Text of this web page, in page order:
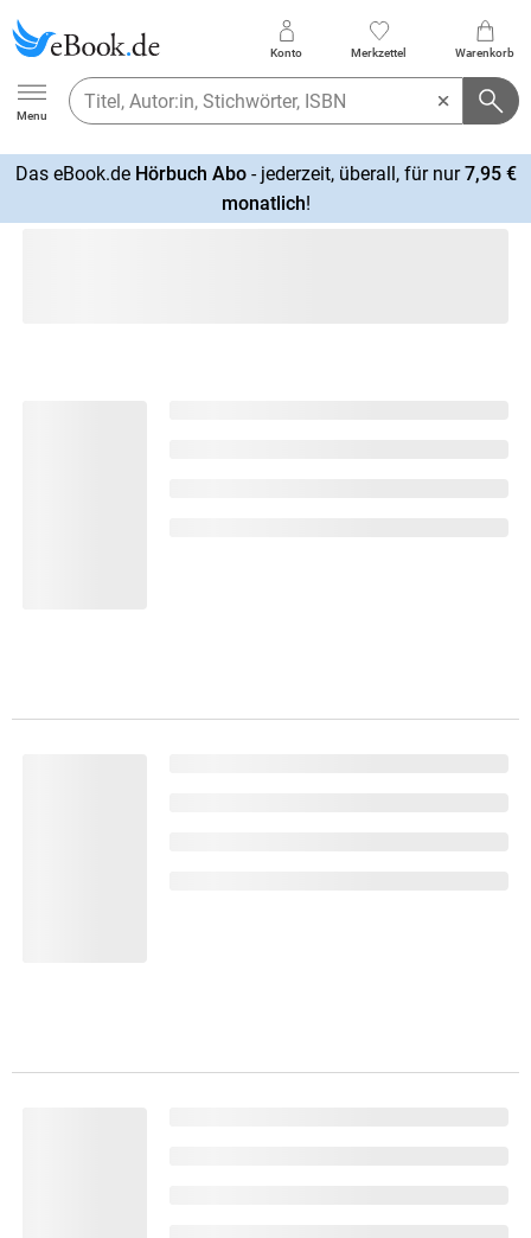
Ebook.de
Menu
Konto Merkzettel Warenkorb
Das eBook.de Hörbuch Abo- jederzeit, überall, für nur7,95 €
monatlich!